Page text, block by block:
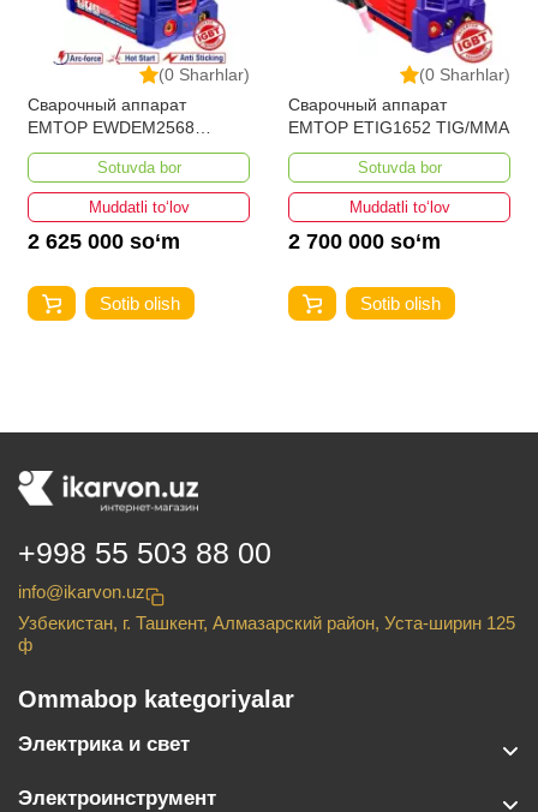
(0 Sharhlar)
Сварочный аппарат
EMTOP EWDEM2568
MMA/TIG Lift
Sotuvda bor
Muddatli to‘lov
2 625 000 so‘m
Sotib olish
(0 Sharhlar)
Сварочный аппарат
EMTOP ETIG1652 TIG/MMA
Sotuvda bor
Muddatli to‘lov
2 700 000 so‘m
Sotib olish
+998 55 503 88 00
info@ikarvon.uz
Узбекистан, г. Ташкент, Алмазарский район, Уста-ширин 125
ф
Ommabop kategoriyalar
Электрика и свет
Электроинструмент